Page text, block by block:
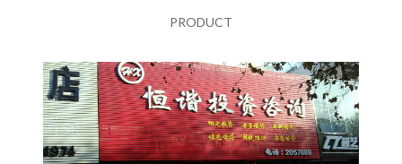
PRODUCT